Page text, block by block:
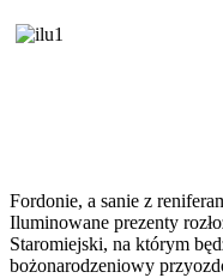
Fordonie, a sanie z
Iluminowane prezenty
Staromiejski, na którym
bożonarodzeniowy